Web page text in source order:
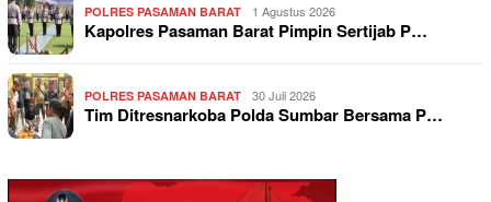
POLRES PASAMAN BARAT 1 Agustus 2026
Kapolres Pasaman Barat Pimpin Sertijab P…
POLRES PASAMAN BARAT 30 Juli 2026
Tim Ditresnarkoba Polda Sumbar Bersama P…